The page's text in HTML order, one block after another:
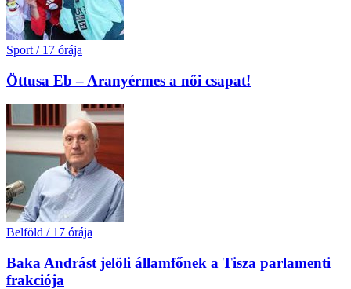
Sport / 17 órája
Öttusa Eb – Aranyérmes a női csapat!
Belföld / 17 órája
Baka Andrást jelöli államfőnek a Tisza parlamenti
frakciója